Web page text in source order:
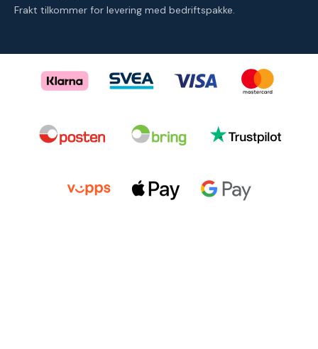
Frakt tilkommer for levering med bedriftspakke.